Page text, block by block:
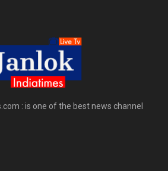
: is one of the best news channel